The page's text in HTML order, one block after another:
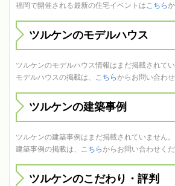
福岡で開催される最新の住宅イベントは こちらか
ツルケンのモデルハウス
ツルケンのモデルハウス情報はまだ掲載されてい
モデルハウスの掲載は、
こちらからお問い合わせ
ツルケンの建築事例
ツルケンの建築事例はまだ掲載されていません。
建築事例の掲載は、
こちらからお問い合わせくだ
ツルケンのこだわり・評判